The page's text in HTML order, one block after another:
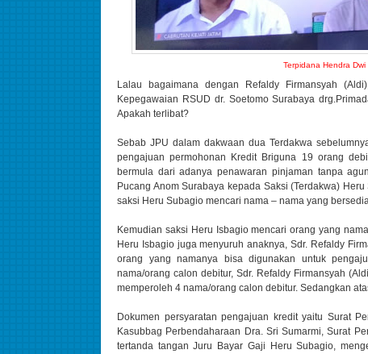
Terpidana Hendra
Lalau bagaimana dengan Refaldy Firmansyah
Kepegawaian RSUD dr. Soetomo Surabaya
Apakah terlibat?
Sebab JPU dalam dakwaan dua Terdakwa
pengajuan permohonan Kredit Briguna 19 orang
bermula dari adanya penawaran pinjaman tanpa
Pucang Anom Surabaya kepada Saksi (Terdakwa)
saksi Heru Subagio mencari nama – nama yang
Kemudian saksi Heru Isbagio mencari orang yang
Heru Isbagio juga menyuruh anaknya, Sdr. Refaldy
orang yang namanya bisa digunakan untuk
nama/orang calon debitur, Sdr. Refaldy Firmansyah
memperoleh 4 nama/orang calon debitur. Sedangkan
Dokumen persyaratan pengajuan kredit yaitu Surat
Kasubbag Perbendaharaan Dra. Sri Sumarmi, Surat
tertanda tangan Juru Bayar Gaji Heru Subagio,